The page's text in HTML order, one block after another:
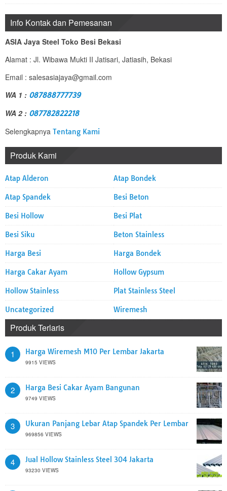
Info Kontak dan Pemesanan
ASIA Jaya Steel Toko Besi Bekasi
Alamat : Jl. Wibawa Mukti II Jatisari, Jatiasih, Bekasi
Email : salesasiajaya@gmail.com
WA 1 : 087888777739
WA 2 : 087782822218
Selengkapnya Tentang Kami
Produk Kami
Atap Alderon Atap Bondek
Atap Spandek Besi Beton
Besi Hollow Besi Plat
Besi Siku Beton Stainless
Harga Besi Harga Bondek
Harga Cakar Ayam Hollow Gypsum
Hollow Stainless Plat Stainless Steel
Uncategorized Wiremesh
Produk Terlaris
1 Harga Wiremesh M10 Per Lembar Jakarta
9915 VIEWS
2 Harga Besi Cakar Ayam Bangunan
9749 VIEWS
3 Ukuran Panjang Lebar Atap Spandek Per Lembar
969856 VIEWS
4 Jual Hollow Stainless Steel 304 Jakarta
93230 VIEWS